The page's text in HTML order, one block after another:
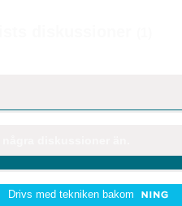
. Drivs med tekniken bakom